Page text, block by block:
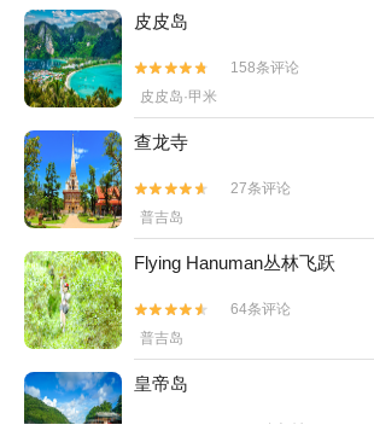
皮皮岛


158条评论
皮皮岛·甲米
查龙寺


27条评论
普吉岛
Flying Hanuman丛林飞跃


64条评论
普吉岛
皇帝岛